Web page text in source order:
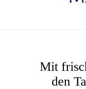
Mit
den